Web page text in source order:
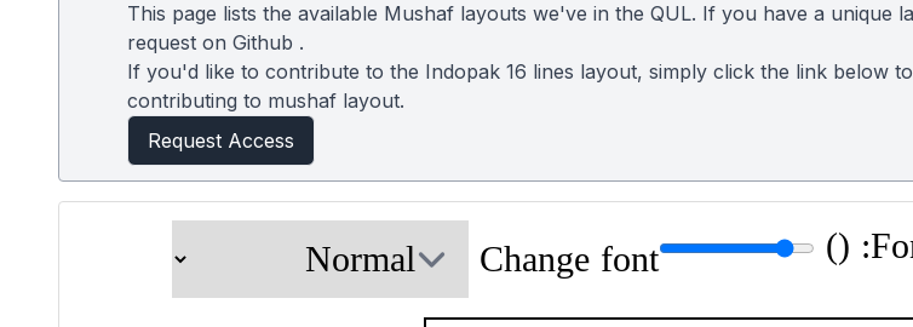
This page lists the available Mushaf layouts we've in the QUL. If you have a unique
request on Github .
If you'd like to contribute to the Indopak 16 lines layout, simply click the link below
contributing to mushaf layout.
Request Access
)
Change font